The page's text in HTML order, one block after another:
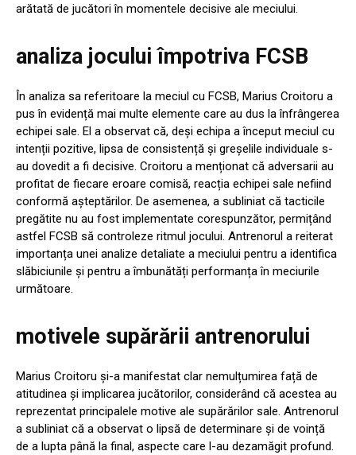
arătată de jucători în momentele decisive ale meciului.
analiza jocului împotriva FCSB
În analiza sa referitoare la meciul cu FCSB, Marius Croitoru a
pus în evidență mai multe elemente care au dus la înfrângerea
echipei sale. El a observat că, deși echipa a început meciul cu
intenții pozitive, lipsa de consistență și greșelile individuale s-
au dovedit a fi decisive. Croitoru a menționat că adversarii au
profitat de fiecare eroare comisă, reacția echipei sale nefiind
conformă așteptărilor. De asemenea, a subliniat că tacticile
pregătite nu au fost implementate corespunzător, permițând
astfel FCSB să controleze ritmul jocului. Antrenorul a reiterat
importanța unei analize detaliate a meciului pentru a identifica
slăbiciunile și pentru a îmbunătăți performanța în meciurile
următoare.
motivele supărării antrenorului
Marius Croitoru și-a manifestat clar nemulțumirea față de
atitudinea și implicarea jucătorilor, considerând că acestea au
reprezentat principalele motive ale supărărilor sale. Antrenorul
a subliniat că a observat o lipsă de determinare și de voință
de a lupta până la final, aspecte care l-au dezamăgit profund.